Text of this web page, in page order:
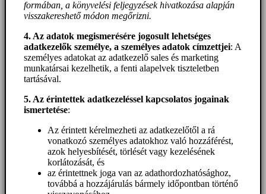
formában, a könyvelési feljegyzések hivatkozása alapján
visszakereshető módon megőrizni.
4. Az adatok megismerésére jogosult lehetséges
adatkezelők személye, a személyes adatok címzettjei: A
személyes adatokat az adatkezelő sales és marketing
munkatársai kezelhetik, a fenti alapelvek tiszteletben
tartásával.
5. Az érintettek adatkezeléssel kapcsolatos jogainak
ismertetése:
Az érintett kérelmezheti az adatkezelőtől a rá
vonatkozó személyes adatokhoz való hozzáférést,
azok helyesbítését, törlését vagy kezelésének
korlátozását, és
az érintettnek joga van az adathordozhatósághoz,
továbbá a hozzájárulás bármely időpontban történő